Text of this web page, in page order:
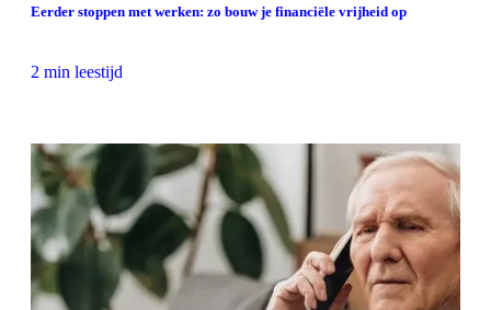
Eerder stoppen met werken: zo bouw je financiële vrijheid op
2 min leestijd